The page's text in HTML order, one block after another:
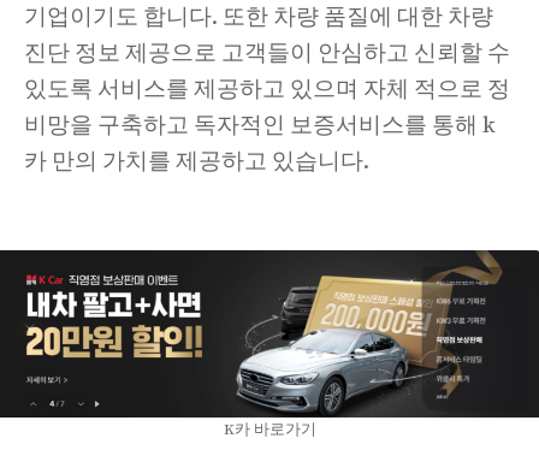
기업이기도 합니다. 또한 차량 품질에 대한 차량
진단 정보 제공으로 고객들이 안심하고 신뢰할 수
있도록 서비스를 제공하고 있으며 자체 적으로 정
비망을 구축하고 독자적인 보증서비스를 통해 k
카 만의 가치를 제공하고 있습니다.
K카 바로가기